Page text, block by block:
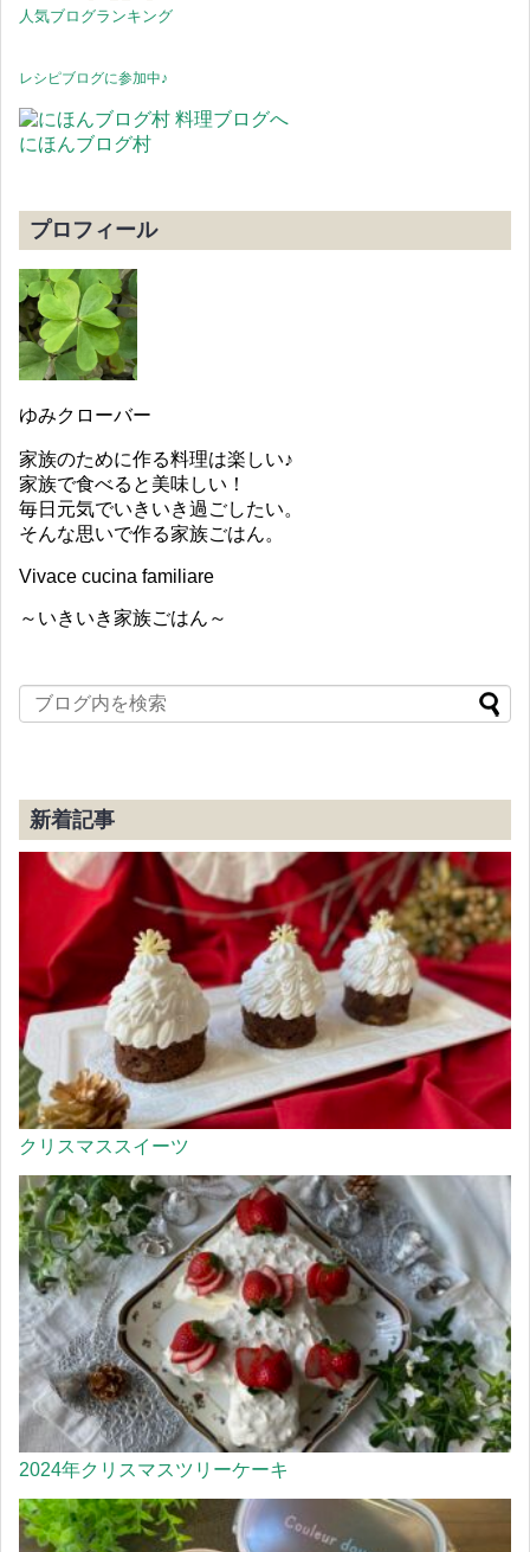
人気ブログランキング
レシピブログに参加中♪
にほんブログ村
プロフィール
ゆみクローバー
家族のために作る料理は楽しい♪
家族で食べると美味しい！
毎日元気でいきいき過ごしたい。
そんな思いで作る家族ごはん。
Vivace cucina familiare
～いきいき家族ごはん～
新着記事
クリスマススイーツ
2024年クリスマスツリーケーキ